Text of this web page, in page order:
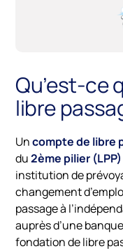
Qu’est-ce
libre
Uncompte de libre
du2ème pilier (LPP)
institution de
changement
passage à
auprès d’une
fondation de libre